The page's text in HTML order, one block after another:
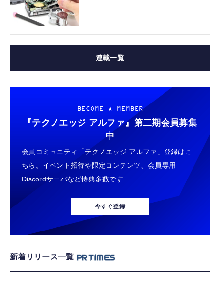
連載一覧
BECOME A MEMBER
『テクノエッジ アルファ』 第二期会員募集
中
会員コミュニティ「テクノエッジ アルファ」登録はこ
ちら。イベント招待や限定コンテンツ、会員専用
Discordサーバなど特典多数です
今すぐ登録
新着リリース一覧